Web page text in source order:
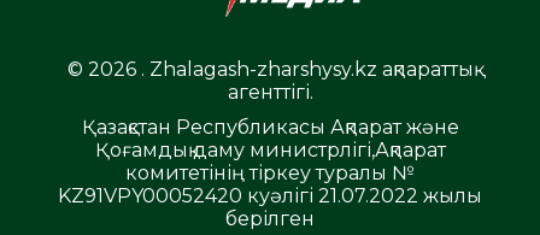
© 2026 . Zhalagash-zharshysy.kz ақпараттық
агенттігі.
Қазақстан Республикасы Ақпарат және
Қоғамдық даму министрлігі,Ақпарат
комитетінің тіркеу туралы №
KZ91VPY00052420 куәлігі 21.07.2022 жылы
берілген